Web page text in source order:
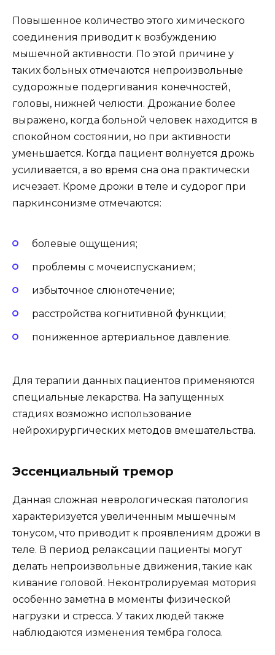
Повышенное количество этого химического
соединения приводит к возбуждению
мышечной активности. По этой причине у
таких больных отмечаются непроизвольные
судорожные подергивания конечностей,
головы, нижней челюсти. Дрожание более
выражено, когда больной человек находится в
спокойном состоянии, но при активности
уменьшается. Когда пациент волнуется дрожь
усиливается, а во время сна она практически
исчезает. Кроме дрожи в теле и судорог при
паркинсонизме отмечаются:
болевые ощущения;
проблемы с мочеиспусканием;
избыточное слюнотечение;
расстройства когнитивной функции;
пониженное артериальное давление.
Для терапии данных пациентов применяются
специальные лекарства. На запущенных
стадиях возможно использование
нейрохирургических методов вмешательства.
Эссенциальный тремор
Данная сложная неврологическая патология
характеризуется увеличенным мышечным
тонусом, что приводит к проявлениям дрожи в
теле. В период релаксации пациенты могут
делать непроизвольные движения, такие как
кивание головой. Неконтролируемая мотория
особенно заметна в моменты физической
нагрузки и стресса. У таких людей также
наблюдаются изменения тембра голоса.